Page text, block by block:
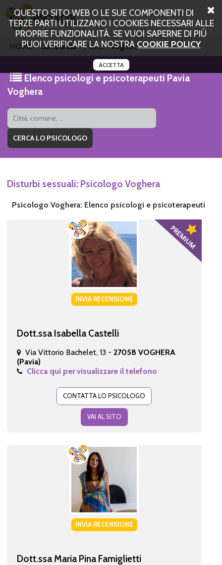
QUESTO SITO WEB O LE SUE COMPONENTI DI
TERZE PARTI UTILIZZANO I COOKIES NECESSARI ALLE
PROPRIE FUNZIONALITÀ. SE VUOI SAPERNE DI PIÙ
PUOI VERIFICARE LA NOSTRACOOKIE POLICY
ACCETTA
HOME Lombardia Pavia Voghera
Elenco psicologi e psicoterapeuti Pavia
Voghera
Disturbi sessuali: Psicologo Voghera
Psicologo Voghera: Elenco psicologi e psicoterapeuti
INVIA RECENSIONE
Dott.ssa Isabella Castelli
Via Vittorio Bachelet, 13 - 27058 VOGHERA
(Pavia)
Clicca qui per visualizzare il telefono
CONTATTA LO PSICOLOGO
VAI AL SITO
INVIA RECENSIONE
Dott.ssa Maria Pina Famiglietti